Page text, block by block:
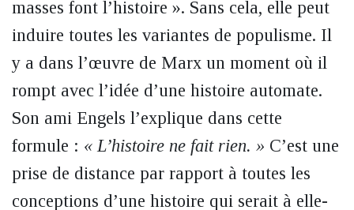
masses font l’histoire ». Sans cela, elle peut
induire toutes les variantes de populisme. Il
y a dans l’œuvre de Marx un moment où il
rompt avec l’idée d’une histoire automate.
Son ami Engels l’explique dans cette
formule : « L’histoire ne fait rien. » C’est une
prise de distance par rapport à toutes les
conceptions d’une histoire qui serait à elle-